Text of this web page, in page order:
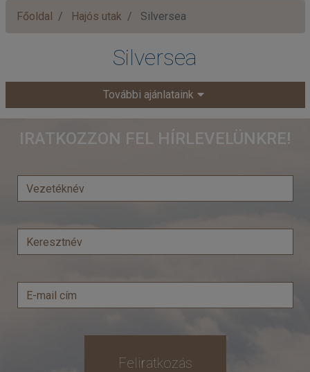
Főoldal Hajós utak Silversea
Silversea
További ajánlataink
IRATKOZZON FEL HÍRLEVELÜNKRE!
Feliratkozás